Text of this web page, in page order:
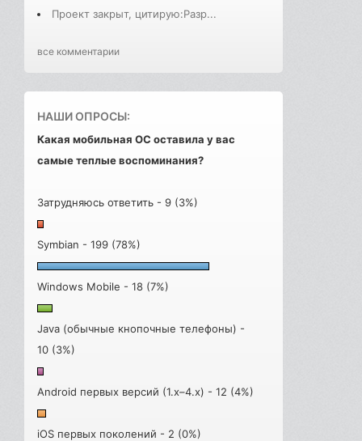
Проект закрыт, цитирую:Разр...
все комментарии
НАШИ ОПРОСЫ:
Какая мобильная ОС оставила у вас
самые теплые воспоминания?
Затрудняюсь ответить - 9 (3%)
Symbian - 199 (78%)
Windows Mobile - 18 (7%)
Java (обычные кнопочные телефоны) -
10 (3%)
Android первых версий (1.x–4.x) - 12 (4%)
iOS первых поколений - 2 (0%)